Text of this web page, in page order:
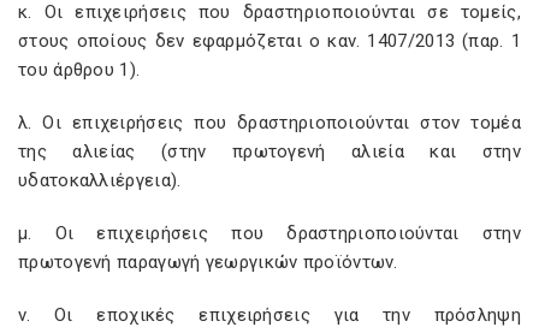
κ. Οι επιχειρήσεις που δραστηριοποιούνται σε τομείς,
στους οποίους δεν εφαρμόζεται ο καν. 1407/2013 (παρ. 1
του άρθρου 1).
λ. Οι επιχειρήσεις που δραστηριοποιούνται στον τομέα
της αλιείας (στην πρωτογενή αλιεία και στην
υδατοκαλλιέργεια).
μ. Οι επιχειρήσεις που δραστηριοποιούνται στην
πρωτογενή παραγωγή γεωργικών προϊόντων.
ν. Οι εποχικές επιχειρήσεις για την πρόσληψη